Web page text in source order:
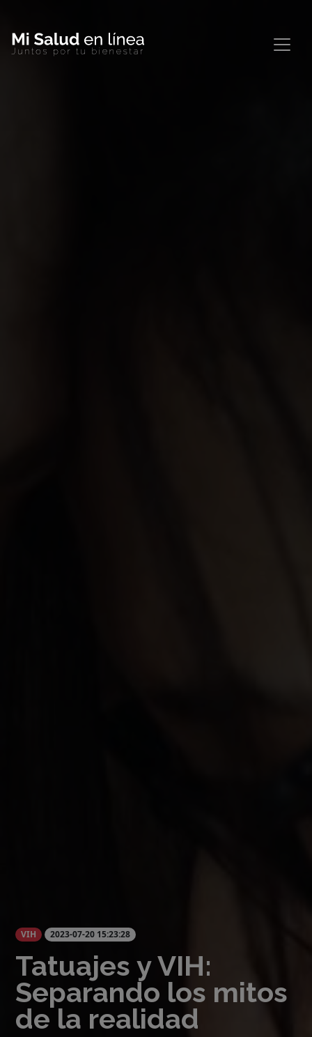
VIH 2023-07-20 15:23:28
Tatuajes y VIH:
Separando los mitos
de la realidad